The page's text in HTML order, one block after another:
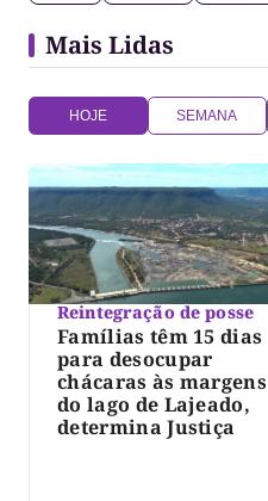
Mais Lidas
HOJE SEMANA
Reintegração de posse
Famílias têm 15 dias
para desocupar
chácaras às margens
do lago de Lajeado,
determina Justiça